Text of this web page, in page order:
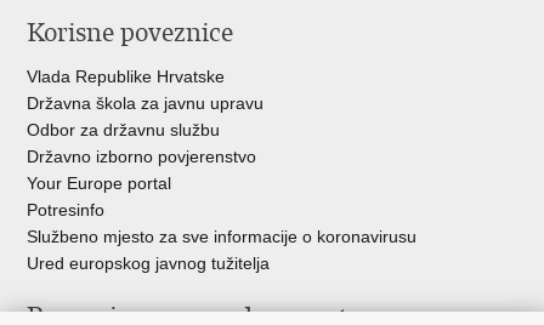
Korisne poveznice
Vlada Republike Hrvatske
Državna škola za javnu upravu
Odbor za državnu službu
Državno izborno povjerenstvo
Your Europe portal
Potresinfo
Službeno mjesto za sve informacije o koronavirusu
Ured europskog javnog tužitelja
Poveznice pravosudnog sustava